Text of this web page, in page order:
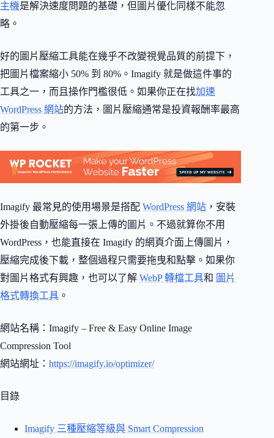
主機是解決速度問題的基礎，但圖片優化同樣不能忽
略。
好的圖片壓縮工具能在幾乎不改變視覺品質的前提下，
把圖片檔案縮小 50% 到 80%。Imagify 就是做這件事的
工具之一，而且操作門檻很低。如果你正在找加速
WordPress 網站的方法，圖片壓縮通常是投資報酬率最高
的第一步。
Imagify 最常見的使用場景是搭配 WordPress 網站 ，安裝
外掛後自動壓縮每一張上傳的圖片。不過就算你不用
WordPress，也能直接在 Imagify 的網頁介面上傳圖片，
壓縮完成後下載，整個過程只需要拖曳和點擊。如果你
對圖片格式有興趣，也可以了解 WebP 轉檔工具和 圖片
格式轉換工具 。
網站名稱：Imagify – Free & Easy Online Image
Compression Tool
網站網址： https://imagify.io/optimizer/
目錄
Imagify 三種壓縮等級與 Smart Compression